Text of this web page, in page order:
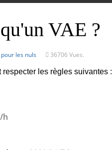
VAE ?
les nuls
36706 Vues.
les règles suivantes :
h